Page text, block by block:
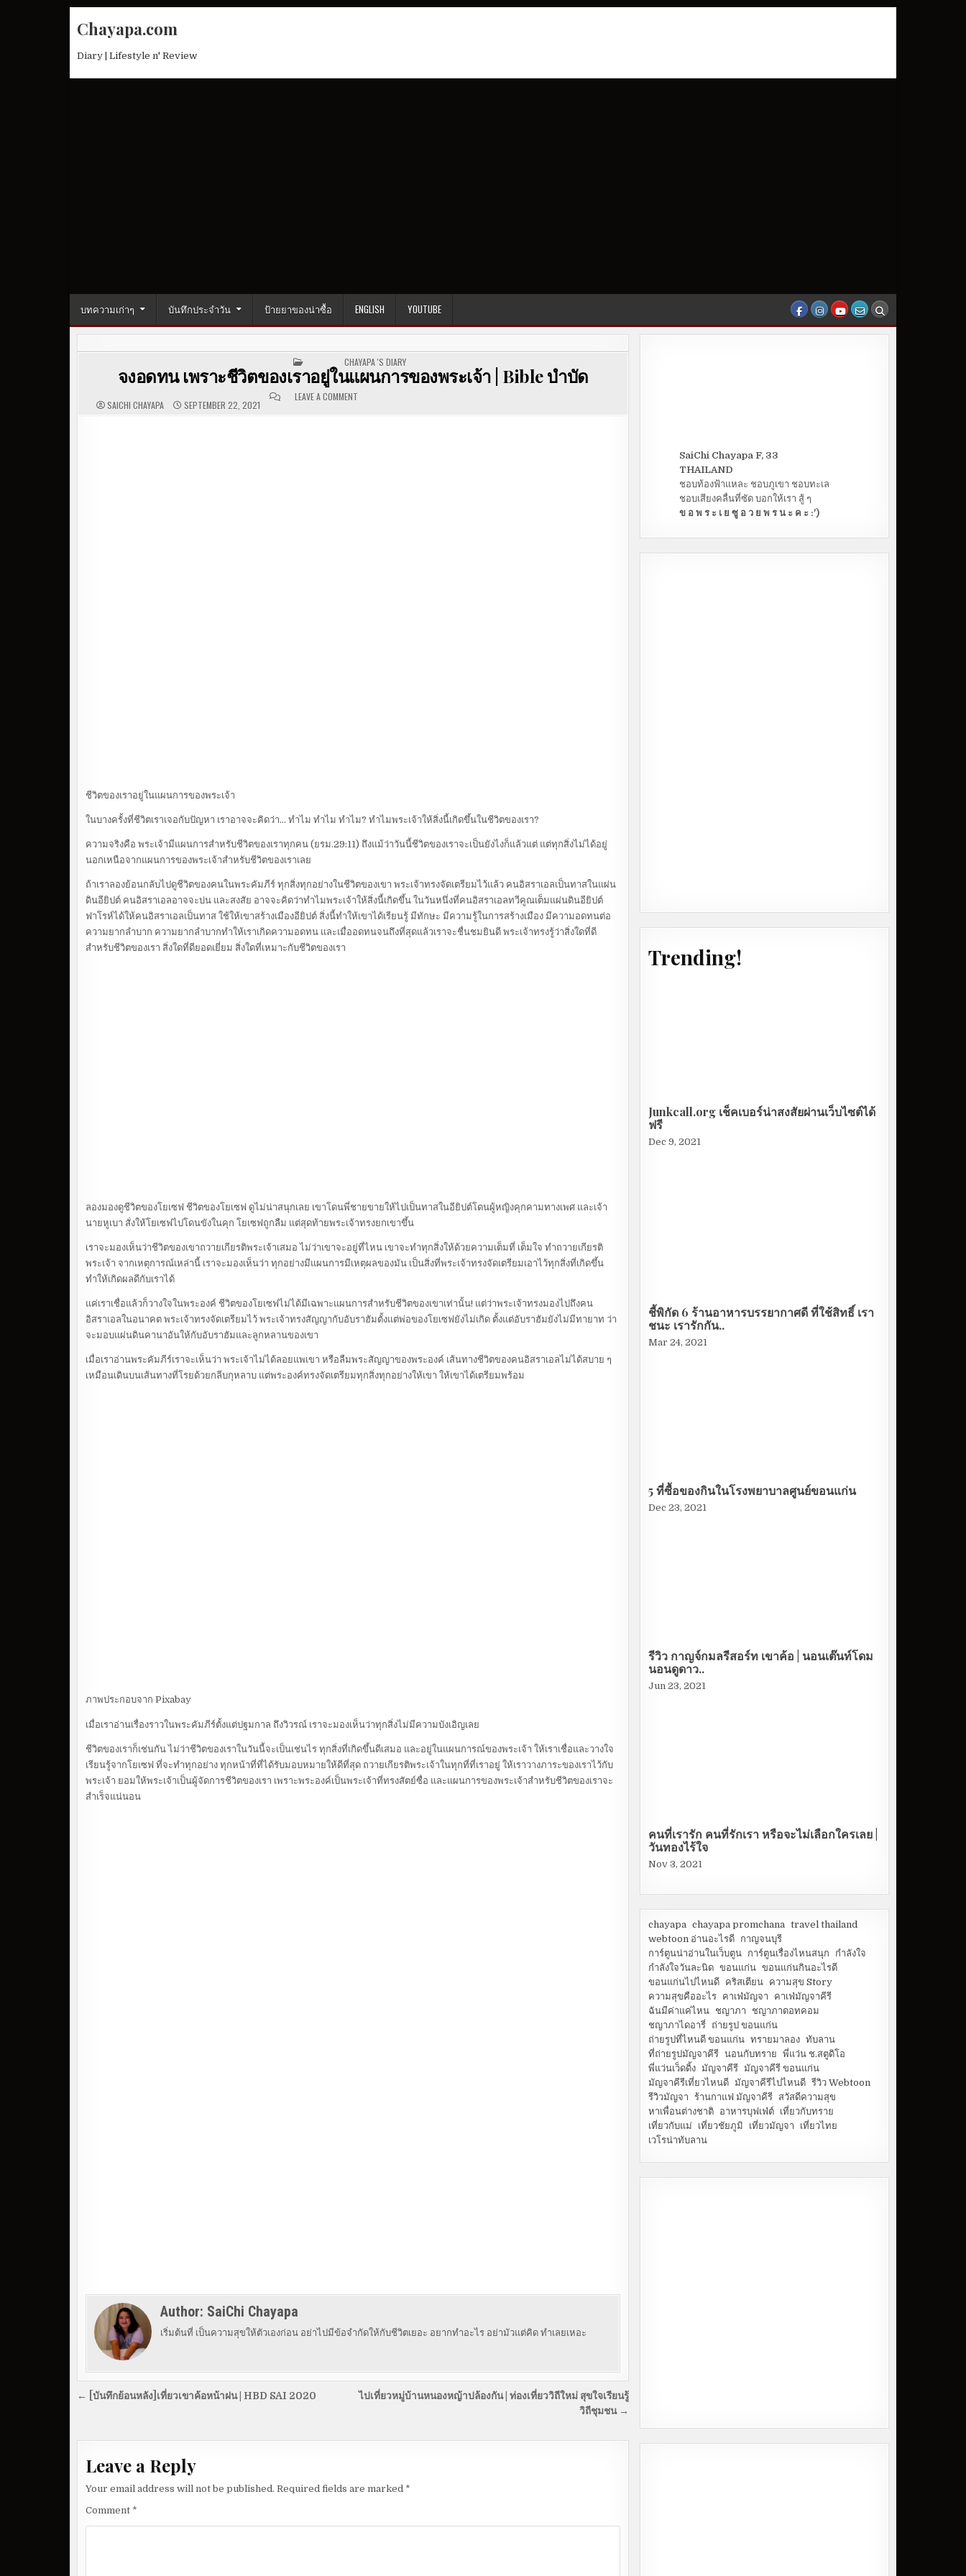
Chayapa.com
Diary | Lifestyle n' Review
บทความเก่าๆ บันทึกประจำวัน ป้ายยาของน่าซื้อ ENGLISH YOUTUBE
POSTED INCHAYAPA 'S DIARY
จงอดทน เพราะชีวิตของเราอยู่ในแผนการของพระเจ้า | Bible บำบัด
SAICHI CHAYAPA SEPTEMBER 22, 2021
LEAVE A COMMENTON จงอดทน เพราะชีวิตของเราอยู่ในแผนการของพระเจ้า | BIBLE
ชีวิตของเราอยู่ในแผนการของพระเจ้า
ในบางครั้งที่ชีวิตเราเจอกับปัญหา เราอาจจะคิดว่า… ทำไม ทำไม ทำไม? ทำไมพระเจ้าให้สิ่งนี้เกิดขึ้นในชีวิตของเรา?
ความจริงคือ พระเจ้ามีแผนการสำหรับชีวิตของเราทุกคน (ยรม.29:11) ถึงแม้ว่าวันนี้ชีวิตของเราจะเป็นยังไงก็แล้วแต่ แต่ทุกสิ่งไม่ได้อยู่
นอกเหนือจากแผนการของพระเจ้าสำหรับชีวิตของเราเลย
ถ้าเราลองย้อนกลับไปดูชีวิตของคนในพระคัมภีร์ ทุกสิ่งทุกอย่างในชีวิตของเขา พระเจ้าทรงจัดเตรียมไว้แล้ว คนอิสราเอลเป็นทาสในแผ่น
ดินอียิปต์ คนอิสราเอลอาจจะบ่น และสงสัย อาจจะคิดว่าทำไมพระเจ้าให้สิ่งนี้เกิดขึ้น ในวันหนึ่งที่คนอิสราเอลทวีคูณเต็มแผ่นดินอียิปต์
ฟาโรห์ได้ให้คนอิสราเอลเป็นทาส ใช้ให้เขาสร้างเมืองอียิปต์ สิ่งนี้ทำให้เขาได้เรียนรู้ มีทักษะ มีความรู้ในการสร้างเมือง มีความอดทนต่อ
ความยากลำบาก ความยากลำบากทำให้เราเกิดความอดทน และเมื่ออดทนจนถึงที่สุดแล้วเราจะชื่นชมยินดี พระเจ้าทรงรู้ว่าสิ่งใดที่ดี
สำหรับชีวิตของเรา สิ่งใดที่ดียอดเยี่ยม สิ่งใดที่เหมาะกับชีวิตของเรา
ลองมองดูชีวิตของโยเซฟ ชีวิตของโยเซฟ ดูไม่น่าสนุกเลย เขาโดนพี่ชายขายให้ไปเป็นทาสในอียิปต์โดนผู้หญิงคุกคามทางเพศ และเจ้า
นายหูเบา สั่งให้โยเซฟไปโดนขังในคุก โยเซฟถูกลืม แต่สุดท้ายพระเจ้าทรงยกเขาขึ้น
เราจะมองเห็นว่าชีวิตของเขาถวายเกียรติพระเจ้าเสมอ ไม่ว่าเขาจะอยู่ที่ไหน เขาจะทำทุกสิ่งให้ด้วยความเต็มที่ เต็มใจ ทำถวายเกียรติ
พระเจ้า จากเหตุการณ์เหล่านี้ เราจะมองเห็นว่า ทุกอย่างมีแผนการมีเหตุผลของมัน เป็นสิ่งที่พระเจ้าทรงจัดเตรียมเอาไว้ทุกสิ่งที่เกิดขึ้น
ทำให้เกิดผลดีกับเราได้
แค่เราเชื่อแล้วก็วางใจในพระองค์ ชีวิตของโยเซฟไม่ได้มีเฉพาะแผนการสำหรับชีวิตของเขาเท่านั้น! แต่ว่าพระเจ้าทรงมองไปถึงคน
อิสราเอลในอนาคต พระเจ้าทรงจัดเตรียมไว้ พระเจ้าทรงสัญญากับอับราฮัมตั้งแต่พ่อของโยเซฟยังไม่เกิด ตั้งแต่อับราฮัมยังไม่มีทายาท ว่า
จะมอบแผ่นดินคานาอันให้กับอับราฮัมและลูกหลานของเขา
เมื่อเราอ่านพระคัมภีร์เราจะเห็นว่า พระเจ้าไม่ได้ลอยแพเขา หรือลืมพระสัญญาของพระองค์ เส้นทางชีวิตของคนอิสราเอลไม่ได้สบาย ๆ
เหมือนเดินบนเส้นทางที่โรยด้วยกลีบกุหลาบ แต่พระองค์ทรงจัดเตรียมทุกสิ่งทุกอย่างให้เขา ให้เขาได้เตรียมพร้อม
ภาพประกอบจาก Pixabay
เมื่อเราอ่านเรื่องราวในพระคัมภีร์ตั้งแต่ปฐมกาล ถึงวิวรณ์ เราจะมองเห็นว่าทุกสิ่งไม่มีความบังเอิญเลย
ชีวิตของเราก็เช่นกัน ไม่ว่าชีวิตของเราในวันนี้จะเป็นเช่นไร ทุกสิ่งที่เกิดขึ้นดีเสมอ และอยู่ในแผนการณ์ของพระเจ้า ให้เราเชื่อและวางใจ
เรียนรู้จากโยเซฟ ที่จะทำทุกอย่าง ทุกหน้าที่ที่ได้รับมอบหมายให้ดีที่สุด ถวายเกียรติพระเจ้าในทุกที่ที่เราอยู่ ให้เราวางภาระของเราไว้กับ
พระเจ้า ยอมให้พระเจ้าเป็นผู้จัดการชีวิตของเรา เพราะพระองค์เป็นพระเจ้าที่ทรงสัตย์ซื่อ และแผนการของพระเจ้าสำหรับชีวิตของเราจะ
สำเร็จแน่นอน
Author: SaiChi Chayapa
เริ่มต้นที่ เป็นความสุขให้ตัวเองก่อน อย่าไปมีข้อจำกัดให้กับชีวิตเยอะ อยากทำอะไร อย่ามัวแต่คิด ทำเลยเหอะ
P
s
n
v
ไปเที่ยวหมู่บ้านหนองหญ้าปล้องกัน | ท่องเที่ยววิถีใหม่ สุขใจเรียนรู้
วิถีชุมชน →
← [บันทึกย้อนหลัง]เที่ยวเขาค้อหน้าฝน | HBD SAI 2020
Leave a Reply
Your email address will not be published. Required fields are marked *
Comment *
SaiChi Chayapa F, 33
THAILAND
ชอบท้องฟ้าแหละ ชอบภูเขา ชอบทะเล
ชอบเสียงคลื่นที่ซัด บอกให้เรา สู้ ๆ
ข อ พ ร ะ เ ย ซู อ ว ย พ ร น ะ ค ะ :')
Trending!
Junkcall.org เช็คเบอร์น่าสงสัยผ่านเว็บไซต์ได้
ฟรี
Dec 9, 2021
ชี้พิกัด 6 ร้านอาหารบรรยากาศดี ที่ใช้สิทธิ์ เรา
ชนะ เรารักกัน..
Mar 24, 2021
5 ที่ซื้อของกินในโรงพยาบาลศูนย์ขอนแก่น
Dec 23, 2021
รีวิว กาญจ์กมลรีสอร์ท เขาค้อ | นอนเต๊นท์โดม
นอนดูดาว..
Jun 23, 2021
คนที่เรารัก คนที่รักเรา หรือจะไม่เลือกใครเลย |
วันทองไร้ใจ
Nov 3, 2021
chayapa chayapa promchana travel thailand
webtoon อ่านอะไรดี
กาญจนบุรี
การ์ตูนน่าอ่านในเว็บตูน
การ์ตูนเรื่องไหนสนุก
กำลังใจ
กำลังใจวันละนิด ขอนแก่น ขอนแก่นกินอะไรดี
ขอนแก่นไปไหนดี
คริสเตียน
ความสุข Story
ความสุขคืออะไร
คาเฟ่มัญจา
คาเฟ่มัญจาคีรี
ฉันมีค่าแค่ไหน
ชญาภา
ชญาภาดอทคอม
ชญาภาไดอารี่
ถ่ายรูป ขอนแก่น
ถ่ายรูปที่ไหนดี ขอนแก่น ทรายมาลอง ทับลาน
ที่ถ่ายรูปมัญจาคีรี นอนกับทราย พี่แว่น ช.สตูดิโอ
พี่แว่นเว็ดดิ้ง มัญจาคีรี มัญจาคีรี ขอนแก่น
มัญจาคีรีเที่ยวไหนดี มัญจาคีรีไปไหนดี รีวิว Webtoon
รีวิวมัญจา ร้านกาแฟ มัญจาคีรี
สวัสดีความสุข
หาเพื่อนต่างชาติ
อาหารบุฟเฟ่ต์
เที่ยวกับทราย
เที่ยวกับแม่
เที่ยวชัยภูมิ เที่ยวมัญจา
เที่ยวไทย
เวโรน่าทับลาน